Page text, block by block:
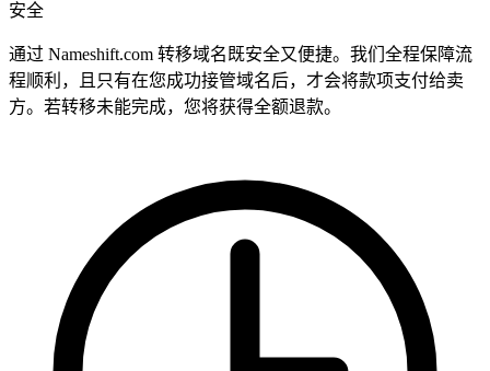
安全
通过 Nameshift.com 转移域名既安全又便捷。我们全程保障流
程顺利，且只有在您成功接管域名后，才会将款项支付给卖
方。若转移未能完成，您将获得全额退款。